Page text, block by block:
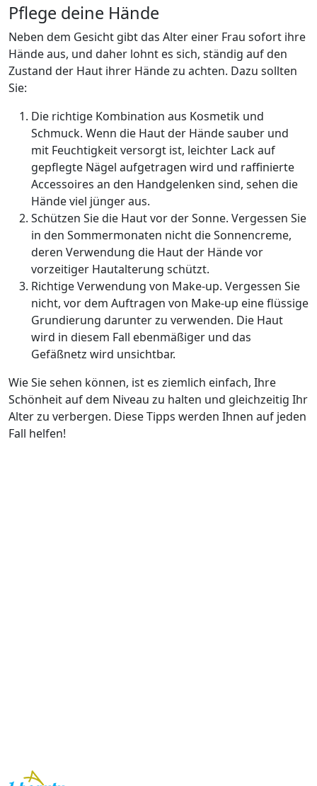
Pflege deine Hände
Neben dem Gesicht gibt das Alter einer Frau sofort ihre
Hände aus, und daher lohnt es sich, ständig auf den
Zustand der Haut ihrer Hände zu achten. Dazu sollten
Sie:
Die richtige Kombination aus Kosmetik und
Schmuck. Wenn die Haut der Hände sauber und
mit Feuchtigkeit versorgt ist, leichter Lack auf
gepflegte Nägel aufgetragen wird und raffinierte
Accessoires an den Handgelenken sind, sehen die
Hände viel jünger aus.
Schützen Sie die Haut vor der Sonne. Vergessen Sie
in den Sommermonaten nicht die Sonnencreme,
deren Verwendung die Haut der Hände vor
vorzeitiger Hautalterung schützt.
Richtige Verwendung von Make-up. Vergessen Sie
nicht, vor dem Auftragen von Make-up eine flüssige
Grundierung darunter zu verwenden. Die Haut
wird in diesem Fall ebenmäßiger und das
Gefäßnetz wird unsichtbar.
Wie Sie sehen können, ist es ziemlich einfach, Ihre
Schönheit auf dem Niveau zu halten und gleichzeitig Ihr
Alter zu verbergen. Diese Tipps werden Ihnen auf jeden
Fall helfen!